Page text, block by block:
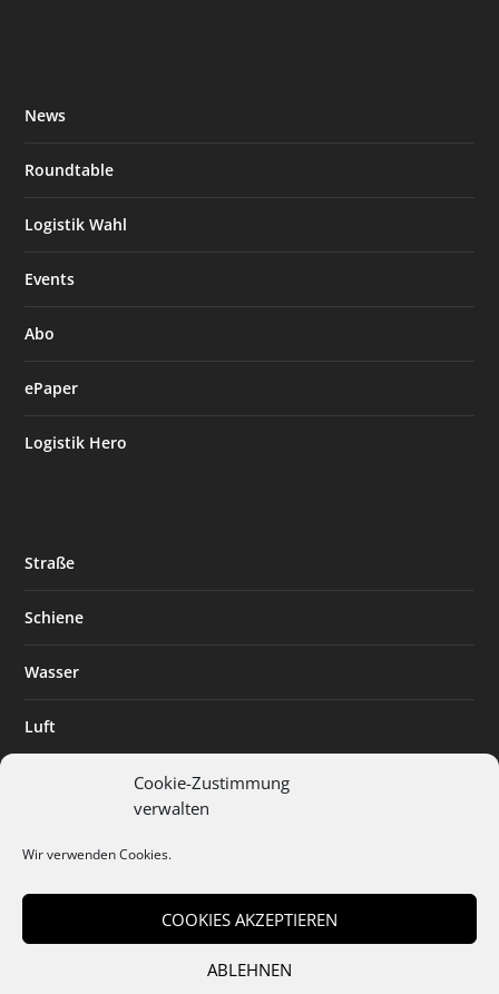
Cookie-Zustimmung
verwalten
Wir verwenden Cookies.
COOKIES AKZEPTIEREN
ABLEHNEN
News
Roundtable
Logistik Wahl
Events
Abo
ePaper
Logistik Hero
Straße
Schiene
Wasser
Luft
Digitalisierung